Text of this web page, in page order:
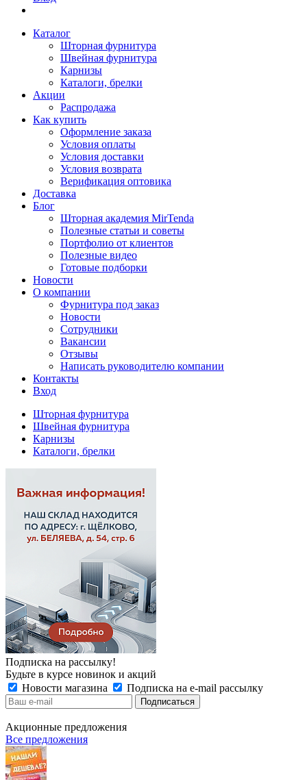
Каталог
Шторная фурнитура
Швейная фурнитура
Карнизы
Каталоги, брелки
Акции
Распродажа
Как купить
Оформление заказа
Условия оплаты
Условия доставки
Условия возврата
Верификация оптовика
Доставка
Блог
Шторная академия MirTenda
Полезные статьи и советы
Портфолио от клиентов
Полезные видео
Готовые подборки
Новости
О компании
Фурнитура под заказ
Новости
Сотрудники
Вакансии
Отзывы
Написать руководителю компании
Контакты
Вход
Шторная фурнитура
Швейная фурнитура
Карнизы
Каталоги, брелки
Подписка на рассылку!
Будьте в курсе новинок и акций
Новости магазина
Подписка на e-mail рассылку
Акционные предложения
Все предложения